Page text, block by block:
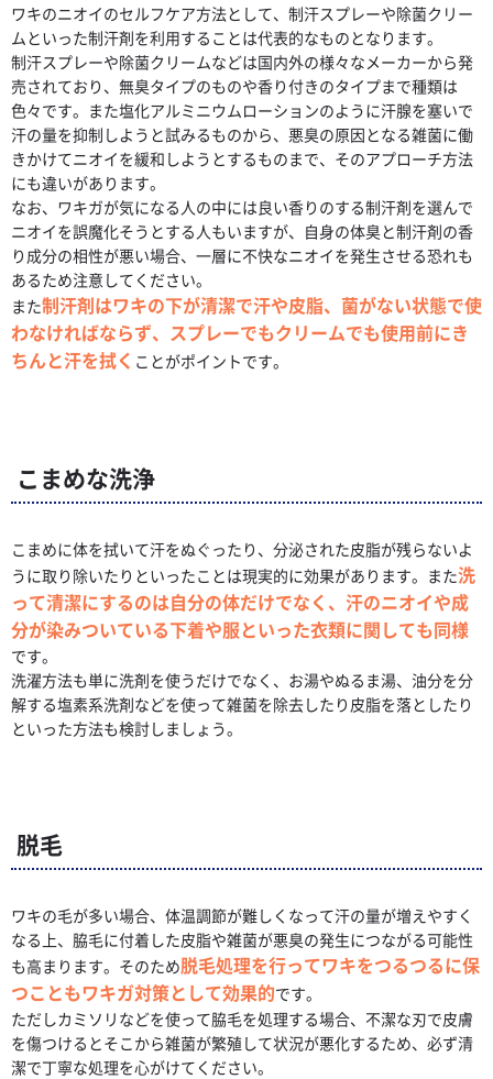
ワキのニオイのセルフケア方法として、制汗スプレーや除菌クリー
ムといった制汗剤を利用することは代表的なものとなります。
制汗スプレーや除菌クリームなどは国内外の様々なメーカーから発
売されており、無臭タイプのものや香り付きのタイプまで種類は
色々です。また塩化アルミニウムローションのように汗腺を塞いで
汗の量を抑制しようと試みるものから、悪臭の原因となる雑菌に働
きかけてニオイを緩和しようとするものまで、そのアプローチ方法
にも違いがあります。
なお、ワキガが気になる人の中には良い香りのする制汗剤を選んで
ニオイを誤魔化そうとする人もいますが、自身の体臭と制汗剤の香
り成分の相性が悪い場合、一層に不快なニオイを発生させる恐れも
あるため注意してください。
また制汗剤はワキの下が清潔で汗や皮脂、菌がない状態で使
わなければならず、スプレーでもクリームでも使用前にき
ちんと汗を拭く ことがポイントです。
こまめな洗浄
こまめに体を拭いて汗をぬぐったり、分泌された皮脂が残らないよ
うに取り除いたりといったことは現実的に効果があります。また洗
って清潔にするのは自分の体だけでなく、汗のニオイや成
分が染みついている下着や服といった衣類に関しても同様
です。
洗濯方法も単に洗剤を使うだけでなく、お湯やぬるま湯、油分を分
解する塩素系洗剤などを使って雑菌を除去したり皮脂を落としたり
といった方法も検討しましょう。
脱毛
ワキの毛が多い場合、体温調節が難しくなって汗の量が増えやすく
なる上、脇毛に付着した皮脂や雑菌が悪臭の発生につながる可能性
も高まります。そのため脱毛処理を行ってワキをつるつるに保
つこともワキガ対策として効果的です。
ただしカミソリなどを使って脇毛を処理する場合、不潔な刃で皮膚
を傷つけるとそこから雑菌が繁殖して状況が悪化するため、必ず清
潔で丁寧な処理を心がけてください。